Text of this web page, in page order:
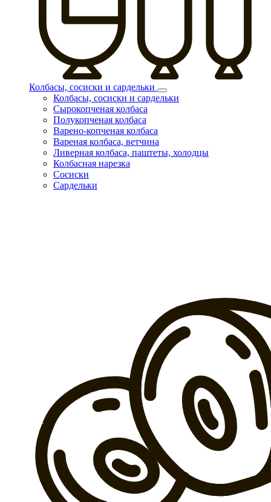
Колбасы, сосиски и сардельки
Колбасы, сосиски и сардельки
Сырокопченая колбаса
Полукопченая колбаса
Варено-копченая колбаса
Вареная колбаса, ветчина
Ливерная колбаса, паштеты, холодцы
Колбасная нарезка
Сосиски
Сардельки